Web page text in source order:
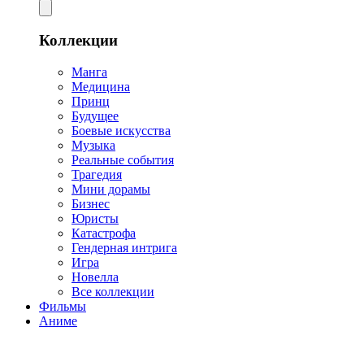
Коллекции
Манга
Медицина
Принц
Будущее
Боевые искусства
Музыка
Реальные события
Трагедия
Мини дорамы
Бизнес
Юристы
Катастрофа
Гендерная интрига
Игра
Новелла
Все коллекции
Фильмы
Аниме